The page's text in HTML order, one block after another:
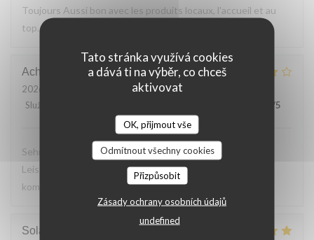
Tato stránka využívá cookies
a dává ti na výběr, co chceš
aktivovat
OK, přijmout vše
Odmítnout všechny cookies
Přizpůsobit
Zásady ochrany osobních údajů
undefined
Toujours Aussi bon avec les produits locaux, l'accueil et au
top. Lo
Achim
2026-07-24
- 19:30 - Hosté 2
Služba
/5
Sehr leckeres 3 Gang Menü mit guten Preis
Leistungsverhältnis. Nettes freundliches Personal Wir
kommen gerne wieder
Solange